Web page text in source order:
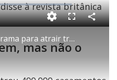
à revista britânica
Japão inicia programa para atrair trabalhadores remotos para o país
F
l
C
o
r
mas não o